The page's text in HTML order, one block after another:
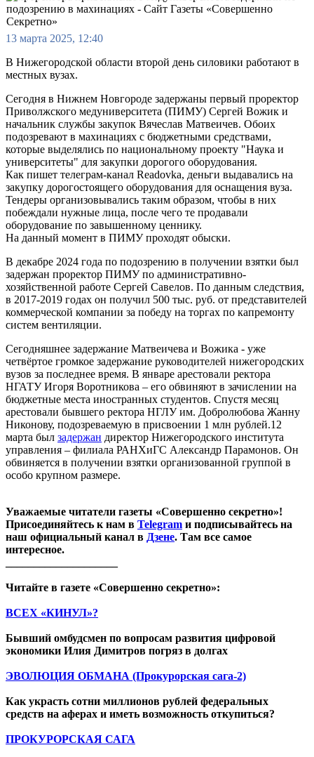
13 марта 2025, 12:40
В Нижегородской области второй день силовики работают в
местных вузах.
Сегодня в Нижнем Новгороде задержаны первый проректор
Приволжского медуниверситета (ПИМУ) Сергей Вожик и
начальник службы закупок Вячеслав Матвеичев. Обоих
подозревают в махинациях с бюджетными средствами,
которые выделялись по национальному проекту "Наука и
университеты" для закупки дорогого оборудования.
Как пишет телеграм-канал Readovka, деньги выдавались на
закупку дорогостоящего оборудования для оснащения вуза.
Тендеры организовывались таким образом, чтобы в них
побеждали нужные лица, после чего те продавали
оборудование по завышенному ценнику.
На данный момент в ПИМУ проходят обыски.
В декабре 2024 года по подозрению в получении взятки был
задержан проректор ПИМУ по административно-
хозяйственной работе Сергей Савелов. По данным следствия,
в 2017-2019 годах он получил 500 тыс. руб. от представителей
коммерческой компании за победу на торгах по капремонту
систем вентиляции.
Сегодняшнее задержание Матвеичева и Вожика - уже
четвёртое громкое задержание руководителей нижегородских
вузов за последнее время. В январе арестовали ректора
НГАТУ Игоря Воротникова – его обвиняют в зачислении на
бюджетные места иностранных студентов. Спустя месяц
арестовали бывшего ректора НГЛУ им. Добролюбова Жанну
Никонову, подозреваемую в присвоении 1 млн рублей.12
марта был задержан директор Нижегородского института
управления – филиала РАНХиГС Александр Парамонов. Он
обвиняется в получении взятки организованной группой в
особо крупном размере.
Уважаемые читатели газеты «Совершенно секретно»!
Присоединяйтесь к нам в Telegram и подписывайтесь на
наш официальный канал в Дзене. Там все самое
интересное.
Читайте в газете «Совершенно секретно»:
ВСЕХ «КИНУЛ»?
Бывший омбудсмен по вопросам развития цифровой
экономики Илия Димитров погряз в долгах
ЭВОЛЮЦИЯ ОБМАНА (Прокурорская сага-2)
Как украсть сотни миллионов рублей федеральных
средств на аферах и иметь возможность откупиться?
ПРОКУРОРСКАЯ САГА